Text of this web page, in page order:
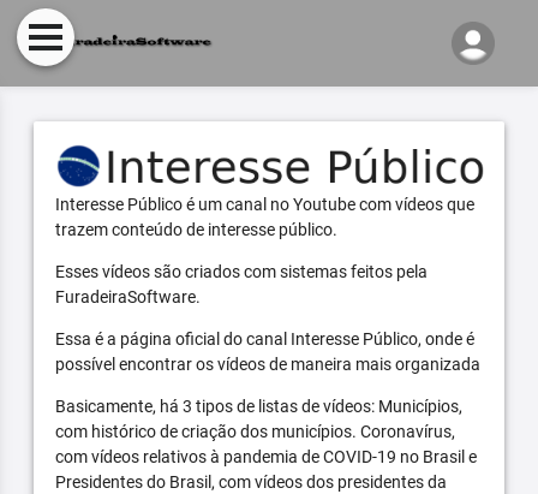
Interesse Público é um canal no Youtube com vídeos que
trazem conteúdo de interesse público.
Esses vídeos são criados com sistemas feitos pela
FuradeiraSoftware.
Essa é a página oficial do canal Interesse Público, onde é
possível encontrar os vídeos de maneira mais organizada
Basicamente, há 3 tipos de listas de vídeos: Municípios,
com histórico de criação dos municípios. Coronavírus,
com vídeos relativos à pandemia de COVID-19 no Brasil e
Presidentes do Brasil, com vídeos dos presidentes da